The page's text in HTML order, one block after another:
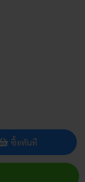
ซื้อทันที